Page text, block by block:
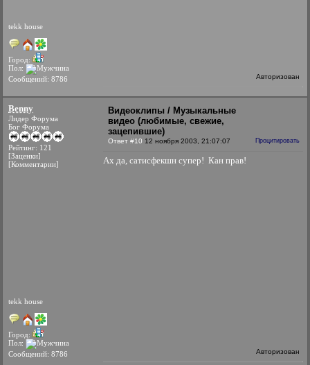
tekk house
Город:
Пол:
Сообщений: 8786
Авторизован
Benny
Лидер Форума
Бог Форума
Рейтинг: 121
[Заценки]
[Комментарии]
tekk house
Город:
Пол:
Сообщений: 8786
Видеоклипы / Музыкальные
видео (любимые, свежие,
зацепившие)
Ответ #10 12 ноября 2003, 21:07:07 Процитировать
Ах да, сатисфекшн супер! Кан прав!
Авторизован